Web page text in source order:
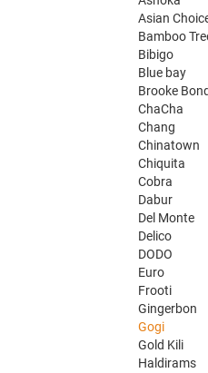
Asian
Bamboo
Bibigo
Blue bay
Brooke Bond
ChaCha
Chang
Chinatown
Chiquita
Cobra
Dabur
Del Monte
Delico
DODO
Euro
Frooti
Gingerbon
Gogi
Gold Kili
Haldirams